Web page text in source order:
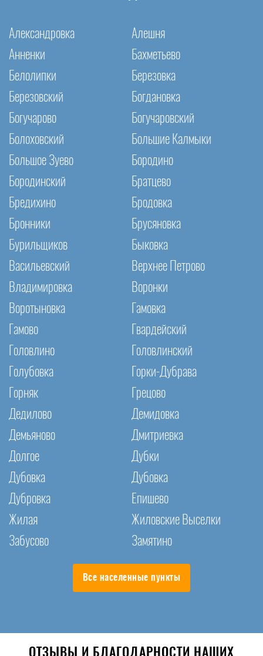
Александровка
Алешня
Анненки
Бахметьево
Белолипки
Березовка
Березовский
Богдановка
Богучарово
Богучаровский
Болоховский
Большие Калмыки
Большое Зуево
Бородино
Бородинский
Братцево
Бредихино
Бродовка
Бронники
Брусяновка
Бурильщиков
Быковка
Васильевский
Верхнее Петрово
Владимировка
Воронки
Воротыновка
Гамовка
Гамово
Гвардейский
Головлино
Головлинский
Голубовка
Горки-Дубрава
Горняк
Грецово
Дедилово
Демидовка
Демьяново
Дмитриевка
Долгое
Дубки
Дубовка
Дубовка
Дубровка
Епишево
Жилая
Жиловские Выселки
Забусово
Замятино
Все населенные пункты
ОТЗЫВЫ И БЛАГОДАРНОСТИ НАШИХ